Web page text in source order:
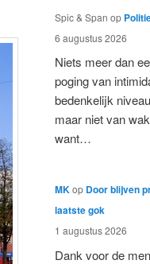
Spic & Span op
6 augustus 2026
Niets meer dan
poging van
bedenkelijk
maar niet van
want…
MKop Door blijven
laatste gok
1 augustus 2026
Dank voor de